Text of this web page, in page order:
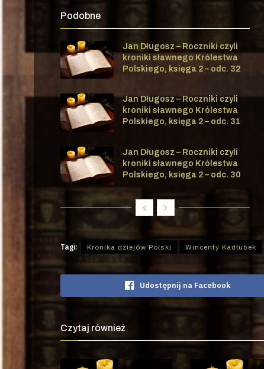
Podobne
Jan Długosz – Roczniki czyli
kroniki sławnego Królestwa
Polskiego, księga 2 – odc. 32
Jan Długosz – Roczniki czyli
kroniki sławnego Królestwa
Polskiego, księga 2 – odc. 31
Jan Długosz – Roczniki czyli
kroniki sławnego Królestwa
Polskiego, księga 2 – odc. 30
Tagi: Kronika dziejów Polski Wincenty Kadłubek
Udostępnij na Facebook
Czytaj również